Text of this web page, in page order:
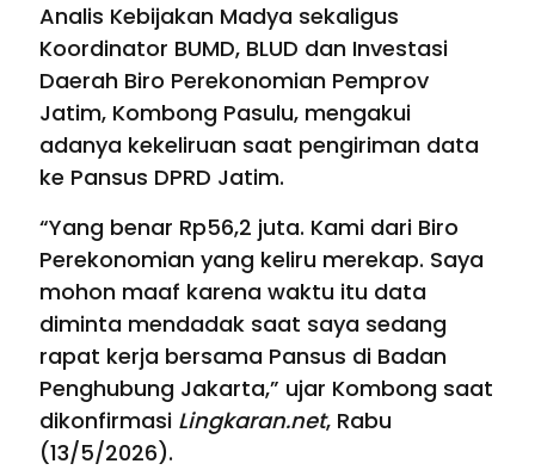
Analis Kebijakan Madya sekaligus
Koordinator BUMD, BLUD dan Investasi
Daerah Biro Perekonomian Pemprov
Jatim, Kombong Pasulu, mengakui
adanya kekeliruan saat pengiriman data
ke Pansus DPRD Jatim.
“Yang benar Rp56,2 juta. Kami dari Biro
Perekonomian yang keliru merekap. Saya
mohon maaf karena waktu itu data
diminta mendadak saat saya sedang
rapat kerja bersama Pansus di Badan
Penghubung Jakarta,” ujar Kombong saat
dikonfirmasi Lingkaran.net, Rabu
(13/5/2026).